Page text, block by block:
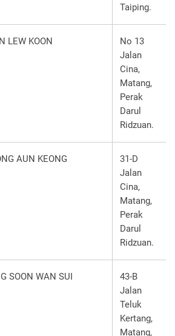
Taiping.
LEW KOON
No 13
Jalan
Cina,
Matang,
Perak
Darul
Ridzuan.
AUN KEONG
31-D
Jalan
Cina,
Matang,
Perak
Darul
Ridzuan.
SOON WAN SUI
43-B
Jalan
Teluk
Kertang,
Matang,